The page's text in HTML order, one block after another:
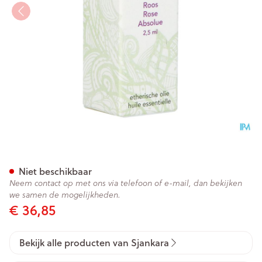
€ 36,85
Niet beschikbaar
Neem contact op met ons via telefoon of e-mail, dan bekijken
we samen de mogelijkheden.
Bekijk alle producten van Sjankara